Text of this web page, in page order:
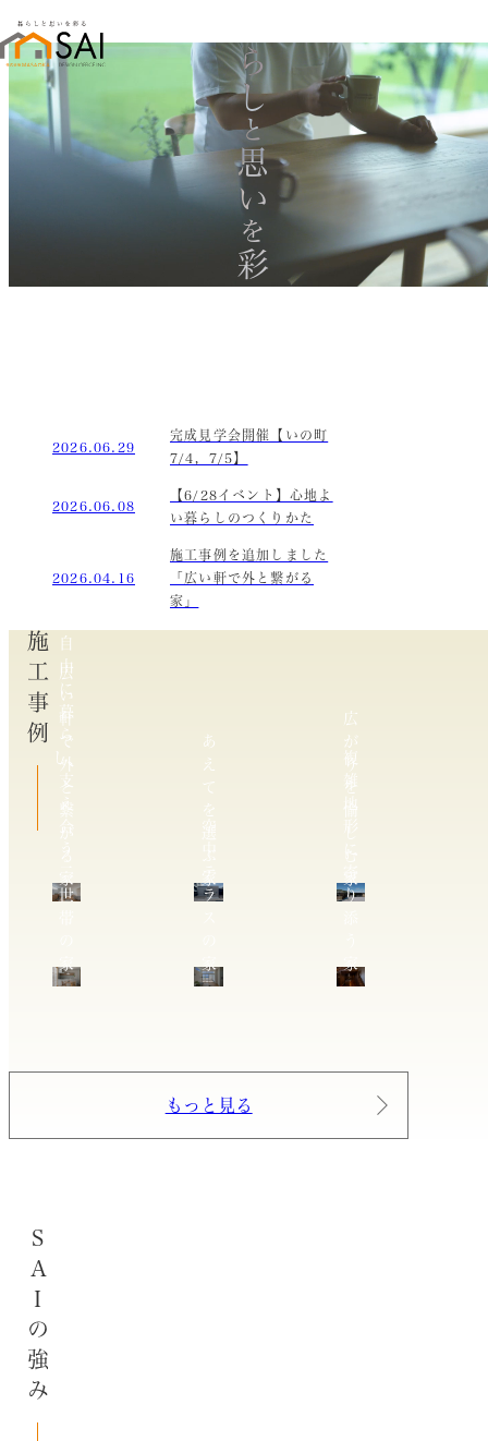
暮らし
と
思い
を
彩る
2026.06.29
完成見学会開催【いの町
7/4，7/5】
2026.06.08
【6/28イベント】心地よ
い暮らしのつくりかた
2026.04.16
施工事例を追加しました
「広い軒で外と繋がる
家」
施工事例
広
い
軒
で
外
と
繋
が
る
あ
え
て
を
選
広
が
り
を
愉
し
自
由
に
暮
ら
し、
支
え
合
う
世
家
空
ラ
家
複
雑
地
形
り
家
もっと見る
SAIの強み